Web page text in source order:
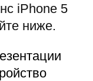
iPhone 5
ниже.